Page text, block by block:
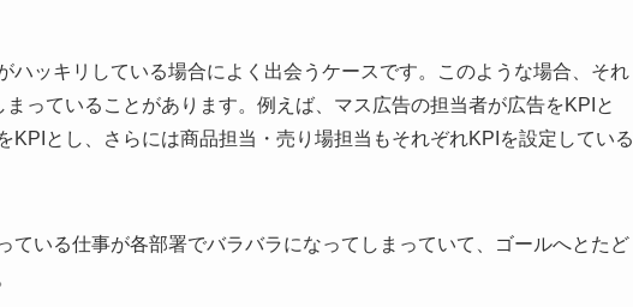
ハッキリしている場合によく出会うケースです。このような場合、それ
っていることがあります。例えば、マス広告の担当者が広告をKPIと
KPIとし、さらには商品担当・売り場担当もそれぞれKPIを設定している
ている仕事が各部署でバラバラになってしまっていて、ゴールへとたど